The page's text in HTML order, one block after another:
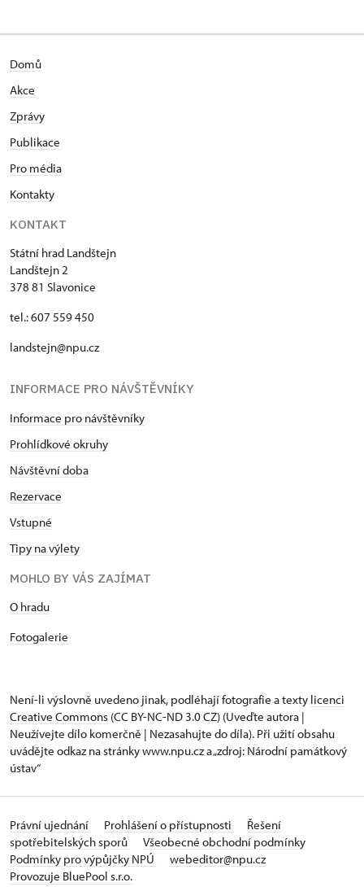
Domů
Akce
Zprávy
Publikace
Pro média
Kontakty
KONTAKT
Státní hrad Landštejn
Landštejn 2
378 81 Slavonice
tel.: 607 559 450
landstejn@npu.cz
INFORMACE PRO NÁVŠTĚVNÍKY
Informace pro návštěvníky
Prohlídkové okruhy
Návštěvní doba
Rezervace
Vstupné
Tipy na výlety
MOHLO BY VÁS ZAJÍMAT
O hradu
Fotogalerie
Není-li výslovně uvedeno jinak, podléhají fotografie a texty licenci
Creative Commons (CC BY-NC-ND 3.0 CZ) (Uveďte autora |
Neužívejte dílo komerčně | Nezasahujte do díla). Při užití obsahu
uvádějte odkaz na stránky www.npu.cz a „zdroj: Národní památkový
ústav“
Právní ujednání Prohlášení o přístupnosti
Řešení
spotřebitelských sporů
Všeobecné obchodní podmínky
Podmínky pro výpůjčky NPÚ
webeditor@npu.cz
Provozuje BluePool s.r.o.